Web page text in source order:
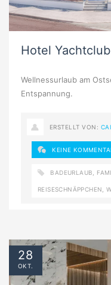
Hotel Yachtclub
Wellnessurlaub am
Entspannung.
ERSTELLT VON:
KEINE
BADEURLAUB
REISESCHNÄPPCHEN ,
28
OKT.